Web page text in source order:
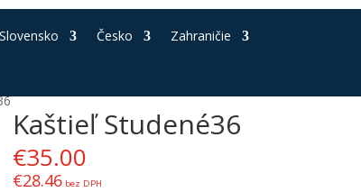
Slovensko Česko Zahraničie
Kaštieľ Studené36
€35.00
€28.46 bez DPH